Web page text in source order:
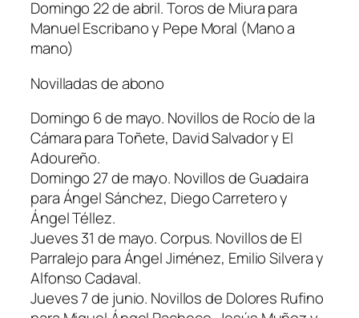
Domingo 22 de abril. Toros de Miura para
Manuel Escribano y Pepe Moral (Mano a
mano)
Novilladas de abono
Domingo 6 de mayo. Novillos de Rocío de la
Cámara para Toñete, David Salvador y El
Adoureño.
Domingo 27 de mayo. Novillos de Guadaira
para Ángel Sánchez, Diego Carretero y
Ángel Téllez.
Jueves 31 de mayo. Corpus. Novillos de El
Parralejo para Ángel Jiménez, Emilio Silvera y
Alfonso Cadaval.
Jueves 7 de junio. Novillos de Dolores Rufino